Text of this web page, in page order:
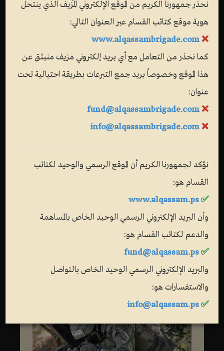
نحذر جمهورنا الكريم من الموقع الإلكتروني المُزيف الذي ينتحل
هوية موقع كتائب القسام عبر العنوان التالي:
❌
www.alqassambrigade.com
كما نحذر من التعامل مع أي بريد إلكتروني مزيف منبثق عن
هذا الموقع وخصوصاً بريد جمع التبرعات بطريقة احتيالية تحت
عنوان:
❌
fund@alqassambrigade.com
❌
info@alqassambrigade.com
نؤكد لجمهورنا الكريم أن الموقع الرسمي والوحيد لكتائب
القسام هو:
✅
www.alqassam.ps
وأن البريد الإلكتروني الرسمي الوحيد الخاص بالمساهمة
والدعم لكتائب القسام هو:
✅
fund@alqassam.ps
والبريد الإلكتروني الرسمي الوحيد الخاص بالتواصل
والاستفسارات هو:
✅
info@alqassam.ps